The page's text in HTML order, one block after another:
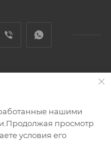
нашими
просмотр
условия его